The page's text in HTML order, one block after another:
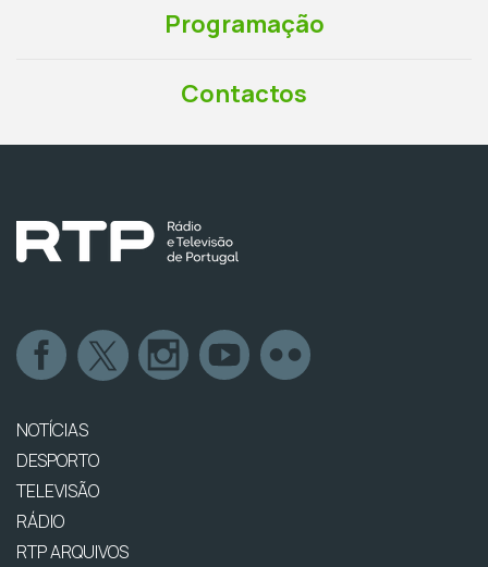
Programação
Contactos
NOTÍCIAS
DESPORTO
TELEVISÃO
RÁDIO
RTP ARQUIVOS